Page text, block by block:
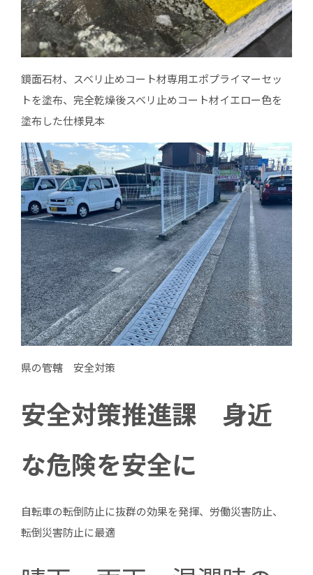
鏡面石材、スベリ止めコート材専用エポプライマーセッ
トを塗布、完全乾燥後スベリ止めコート材イエロー色を
塗布した仕様見本
県の管轄 安全対策
安全対策推進課 身近
な危険を安全に
自転車の転倒防止に抜群の効果を発揮、労働災害防止、
転倒災害防止に最適